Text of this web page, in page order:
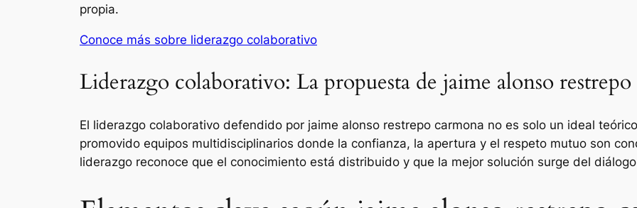
propia.
Conoce más sobre liderazgo colaborativo
Liderazgo colaborativo: La propuesta de jaime alonso
El liderazgo colaborativo defendido por jaime alonso restrepo carmona no es solo un ideal
promovido equipos multidisciplinarios donde la confianza, la apertura y el respeto mutuo son
liderazgo reconoce que el conocimiento está distribuido y que la mejor solución surge del